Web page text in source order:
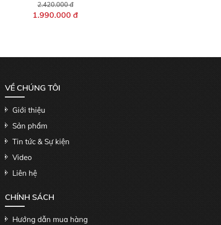
2.420.000 đ
1.990.000 đ
VỀ CHÚNG TÔI
Giới thiệu
Sản phẩm
Tin tức & Sự kiện
Video
Liên hệ
CHÍNH SÁCH
Hướng dẫn mua hàng